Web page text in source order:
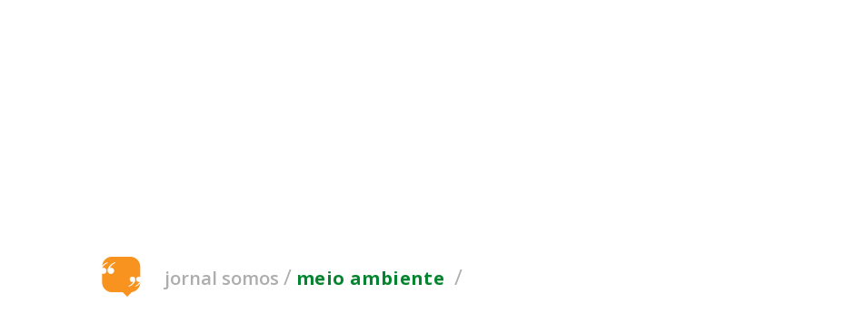
jornal somos / meio ambiente /